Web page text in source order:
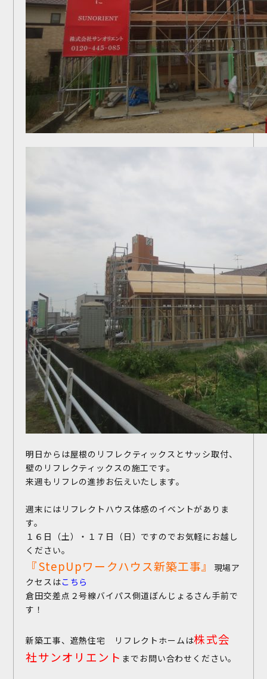
明日からは屋根のリフレクティックスとサッシ取付、
壁のリフレクティックスの施工です。
来週もリフレの進捗お伝えいたします。
週末にはリフレクトハウス体感のイベントがありま
す。
１６日（土）・１７日（日）ですのでお気軽にお越し
ください。
『StepUpワークハウス新築工事』
現場ア
クセスはこちら
倉田交差点２号線バイパス側道ぼんじょるさん手前で
す！
新築工事、遮熱住宅 リフレクトホームは株式会
社サンオリエント までお問い合わせください。